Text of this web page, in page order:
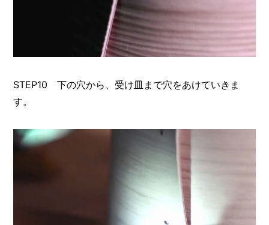
STEP10 下の穴から、受け皿まで穴をあけていきま
す。